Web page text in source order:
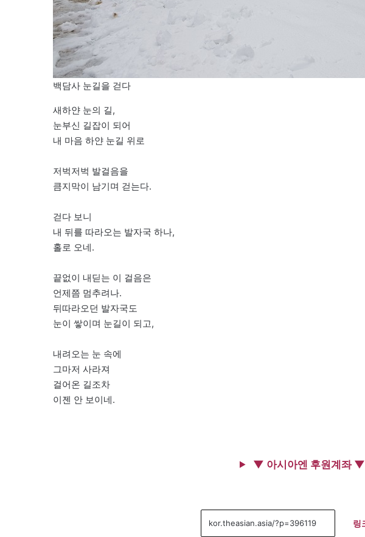
백담사 눈길을 걷다
새하얀 눈의 길,
눈부신 길잡이 되어
내 마음 하얀 눈길 위로
저벅저벅 발걸음을
큼지막이 남기며 걷는다.
걷다 보니
내 뒤를 따라오는 발자국 하나,
홀로 오네.
끝없이 내딛는 이 걸음은
언제쯤 멈추려나.
뒤따라오던 발자국도
눈이 쌓이며 눈길이 되고,
내려오는 눈 속에
그마저 사라져
걸어온 길조차
이젠 안 보이네.
▼ 아시아엔 후원계좌 ▼
링